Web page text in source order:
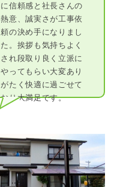
に信頼感と社長さんの
熱意、誠実さが工事依
頼の決め手になりまし
た。挨拶も気持ちよく
され段取り良く立派に
やってもらい大変あり
がたく快適に過ごせて
おり大満足です。